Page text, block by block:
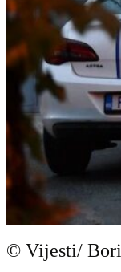
© Vijesti/